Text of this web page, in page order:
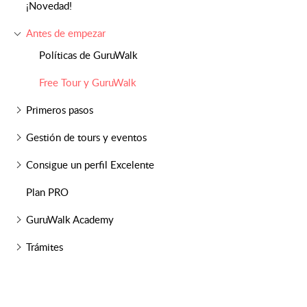
¡Novedad!
Antes de empezar
Políticas de GuruWalk
Free Tour y GuruWalk
Primeros pasos
Gestión de tours y eventos
Consigue un perfil Excelente
Plan PRO
GuruWalk Academy
Trámites